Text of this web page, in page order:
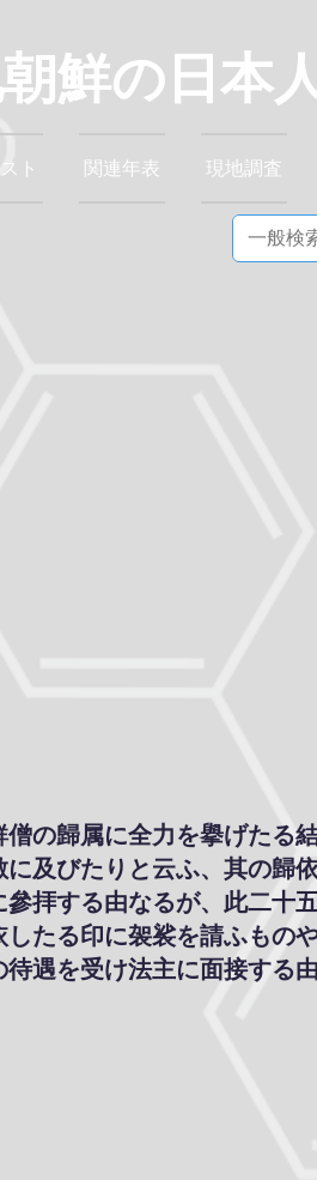
鮮の日本
ト 関連年表 現地調査
の歸属に全力を擧げたる
及びたりと云ふ、其の歸
拝する由なるが、此二十
たる印に袈裟を請ふもの
遇を受け法主に面接する由